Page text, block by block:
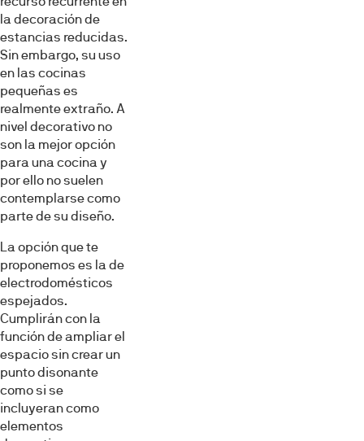
la decoración de
estancias reducidas.
Sin embargo, su uso
en las cocinas
pequeñas es
realmente extraño. A
nivel decorativo no
son la mejor opción
para una cocina y
por ello no suelen
contemplarse como
parte de su diseño.
La opción que te
proponemos es la de
electrodomésticos
espejados.
Cumplirán con la
función de ampliar el
espacio sin crear un
punto disonante
como si se
incluyeran como
elementos